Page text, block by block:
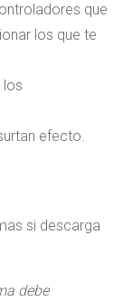
que
los que te
los
efecto.
si descarga
debe